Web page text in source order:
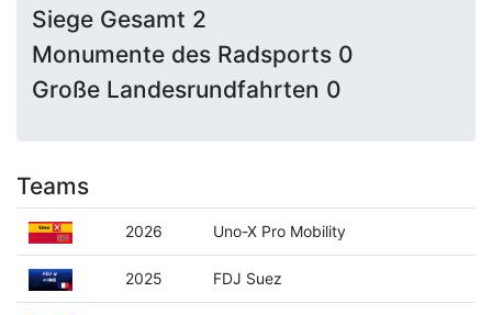
Siege Gesamt 2
Monumente des Radsports 0
Große Landesrundfahrten 0
Teams
2026 Uno-X Pro Mobility
2025 FDJ Suez